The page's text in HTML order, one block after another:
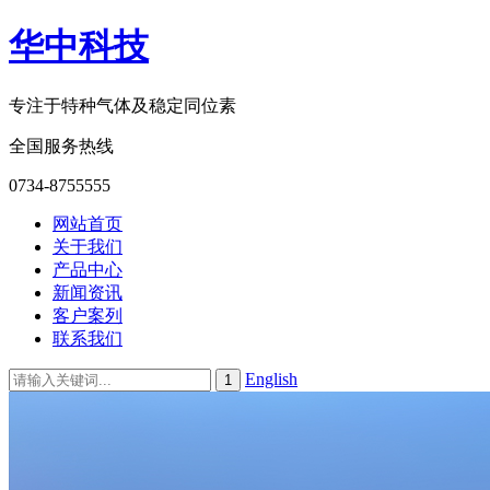
华中科技
专注于特种气体及稳定同位素
全国服务热线
0734-8755555
网站首页
关于我们
产品中心
新闻资讯
客户案列
联系我们
English